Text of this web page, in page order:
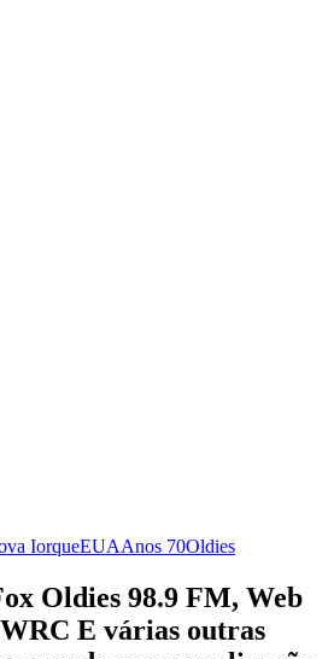
IorqueEUAAnos 70Oldies
Oldies 98.9 FM, Web
E várias outras